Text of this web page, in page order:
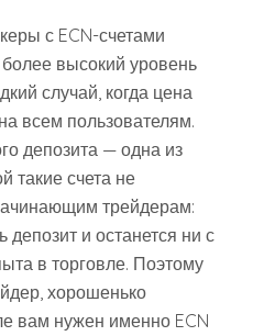
с ECN-счетами
высокий уровень
случай, когда цена
всем пользователям.
депозита — одна из
такие счета не
трейдерам:
депозит и останется ни с
в торговле. Поэтому
хорошенько
вам нужен именно ECN